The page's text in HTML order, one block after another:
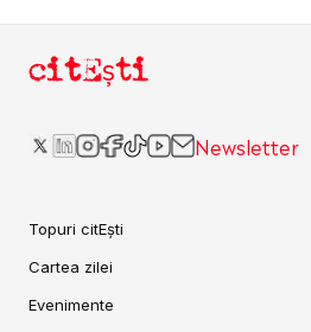
citEști
Newsletter
Topuri citEști
Cartea zilei
Evenimente